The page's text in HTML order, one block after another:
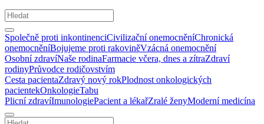
Společně proti inkontinenciCivilizační onemocněníChronická
onemocněníBojujeme proti rakoviněVzácná onemocnění
Osobní zdravíNaše rodinaFarmacie včera, dnes a zítraZdraví
rodinyPrůvodce rodičovstvím
Cesta pacientaZdravý nový rokPlodnost onkologických
pacientekOnkologieTabu
Plicní zdravíImunologiePacient a lékařZralé ženyModerní medicína